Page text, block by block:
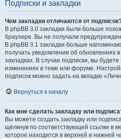
Подписки и закладки
Чем закладки отличаются от
В phpBB 3.0 закладки были больше
браузере. Вы не получали
В phpBB 3.1 закладки больше
получать уведомления об обновлениях
закладках. В случае подписки, вы
изменениях в теме или форуме.
подписок можно задать на вкладке
Вернуться к началу
Как мне сделать закладку или
Вы можете создать закладку или
щёлкнув по соответствующей ссылке в
которое находится в верхней и нижней